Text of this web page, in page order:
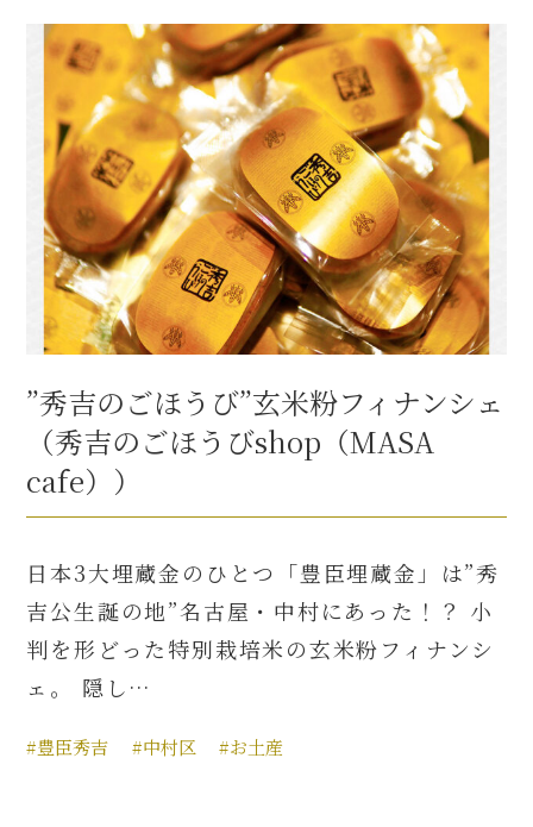
”秀吉のごほうび”玄米粉フィナンシェ
（秀吉のごほうびshop（MASA
cafe））
日本3大埋蔵金のひとつ「豊臣埋蔵金」は”秀
吉公生誕の地”名古屋・中村にあった！？ 小
判を形どった特別栽培米の玄米粉フィナンシ
ェ。 隠し…
#豊臣秀吉 #中村区 #お土産